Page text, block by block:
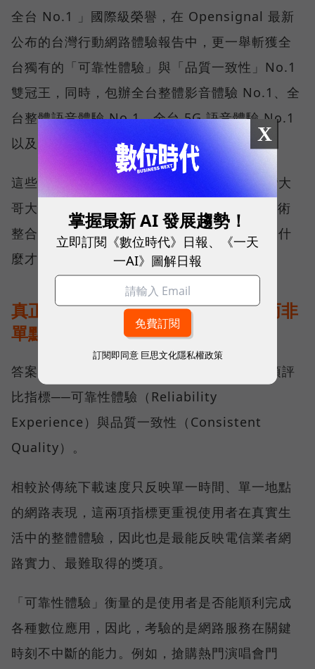
全台 No.1 」國際級榮譽，在 Opensignal 最新
公布的台灣行動網路體驗報告中，更一舉斬獲全
台獨有的「可靠性體驗」與「品質一致性」No.1
雙冠王，同時，包辦全台整體影音體驗 No.1、全
台整體語音體驗 No.1、全台 5G 語音體驗 No.1
以及全台網路在線率 No.1 多項榮譽。
這些獎項反映的不只是網路順暢，更代表台灣大
哥大長期投入頻譜布局、基地台建設與 5G 技術
整合所累積的成果，也讓外界重新思考：究竟什
麼才是真正的好網路？
真正的好網路，比的是長期穩定、而非
單點測速
答案，就藏在 Opensignal 最具代表性的兩項評
比指標──可靠性體驗（Reliability
Experience）與品質一致性（Consistent
Quality）。
相較於傳統下載速度只反映單一時間、單一地點
的網路表現，這兩項指標更重視使用者在真實生
活中的整體體驗，因此也是最能反映電信業者網
路實力、最難取得的獎項。
「可靠性體驗」衡量的是使用者是否能順利完成
各種數位應用，因此，考驗的是網路服務在關鍵
時刻不中斷的能力。例如，搶購熱門演唱會門
X
掌握最新 AI 發展趨勢！
立即訂閱《數位時代》日報、《一天
一AI》圖解日報
訂閱即同意 巨思文化隱私權政策